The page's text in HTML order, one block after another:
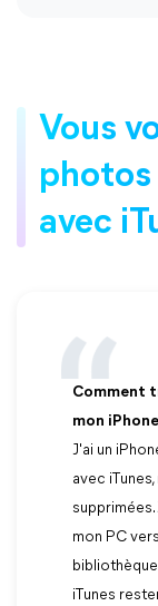
Vous
photos
avec
Comment
mon
J'ai un
avec
mon PC
iTunes